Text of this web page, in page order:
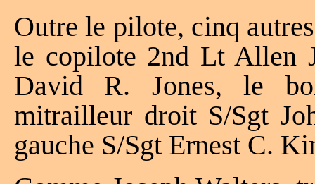
Outre le pilote, cinq
le copilote 2nd Lt Allen
David R. Jones, le
mitrailleur droit S/Sgt
gauche S/Sgt Ernest C.